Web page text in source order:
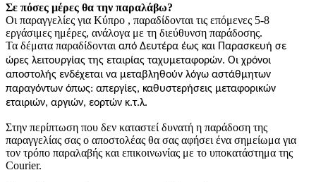
Σε πόσες μέρες θα την παραλάβω?
Oι παραγγελίες για Κύπρο , παραδίδονται τις επόμενες 5-8
εργάσιμες ημέρες, ανάλογα με τη διεύθυνση παράδοσης.
Τα δέματα παραδίδονται από Δευτέρα έως και Παρασκευή σε
ώρες λειτουργίας της εταιρίας ταχυμεταφορών. Οι χρόνοι
αποστολής ενδέχεται να μεταβληθούν λόγω αστάθμητων
παραγόντων όπως: απεργίες, καθυστερήσεις μεταφορικών
εταιριών, αργιών, εορτών κ.τ.λ.
Στην περίπτωση που δεν καταστεί δυνατή η παράδοση της
παραγγελίας σας ο αποστολέας θα σας αφήσει ένα σημείωμα για
τον τρόπο παραλαβής και επικοινωνίας με το υποκατάστημα της
Courier.